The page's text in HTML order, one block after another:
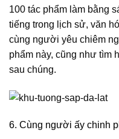
100 tác phẩm làm bằng
tiếng trong lịch sử, văn
cùng người yêu chiêm
phẩm này, cũng như tìm
sau chúng.
6. Cùng người ấy chinh